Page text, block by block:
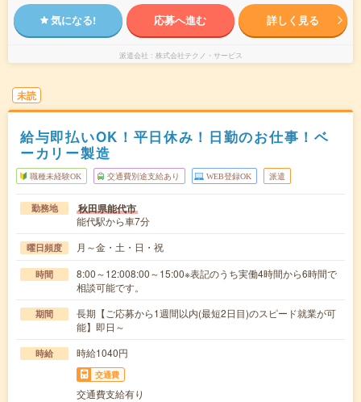
気になる! 応募へ進む 詳しく見る
派遣会社 株式会社テクノ・サービス
未読
給与即払いOK！平日休み！日勤のお仕事！ベ
ーカリー製造
職種未経験OK 交通費別途支給あり WEB登録OK 派遣
勤務地 秋田県能代市
能代駅から車7分
曜日頻度 月～金・土・日・祝
時間
8:00～12:008:00～15:00※表記のうち実働4時間から6時間で
相談可能です。
期間
長期【ご応募から1週間以内(最短2日目)のスピード就業が可
能】即日～
時給 時給1040円
交通費
交通費支給有り